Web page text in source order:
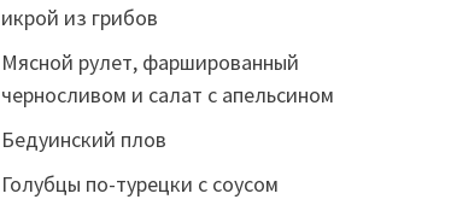
икрой из грибов
Мясной рулет, фаршированный
черносливом и салат с апельсином
Бедуинский плов
Голубцы по-турецки с соусом